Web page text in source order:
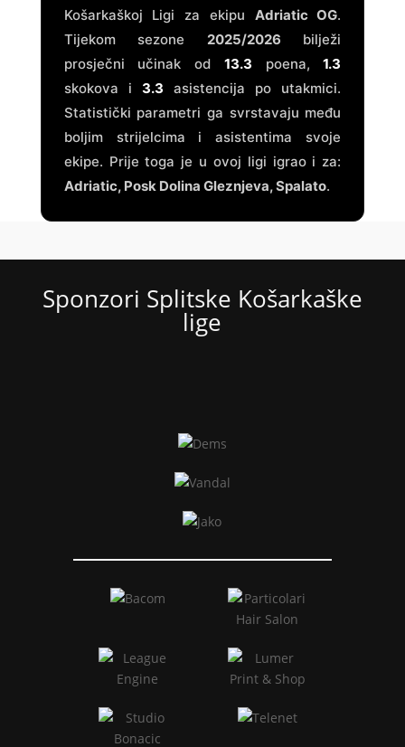
Košarkaškoj Ligi za ekipu Adriatic OG.
Tijekom sezone 2025/2026 bilježi
prosječni učinak od 13.3 poena,1.3
skokova i 3.3 asistencija po utakmici.
Statistički parametri ga svrstavaju među
boljim strijelcima i asistentima svoje
ekipe. Prije toga je u ovoj ligi igrao i za:
Adriatic, Posk Dolina Gleznjeva, Spalato.
Sponzori Splitske Košarkaške
lige